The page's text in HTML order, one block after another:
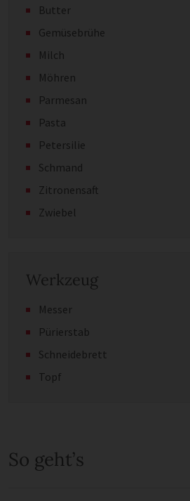
Butter
Gemüsebrühe
Milch
Möhren
Parmesan
Pasta
Petersilie
Schmand
Zitronensaft
Zwiebel
Werkzeug
Messer
Pürierstab
Schneidebrett
Topf
So geht’s